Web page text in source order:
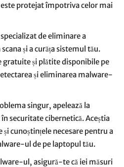
protejat împotriva celor mai
de eliminare a
și a curăța sistemul tău.
și plătite disponibile pe
și eliminarea malware-
singur, apelează la
securitate cibernetică. Aceștia
cunoștințele necesare pentru a
ul de pe laptopul tău.
ul, asigură-te că iei măsuri